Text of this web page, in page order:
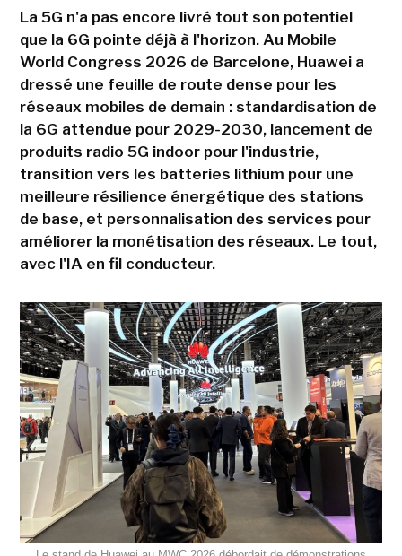
La 5G n'a pas encore livré tout son potentiel
que la 6G pointe déjà à l'horizon. Au Mobile
World Congress 2026 de Barcelone, Huawei a
dressé une feuille de route dense pour les
réseaux mobiles de demain : standardisation de
la 6G attendue pour 2029-2030, lancement de
produits radio 5G indoor pour l'industrie,
transition vers les batteries lithium pour une
meilleure résilience énergétique des stations
de base, et personnalisation des services pour
améliorer la monétisation des réseaux. Le tout,
avec l'IA en fil conducteur.